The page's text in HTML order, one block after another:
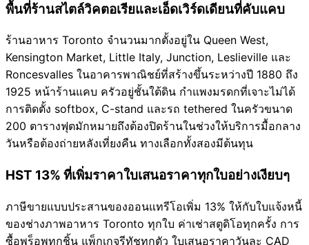
พื้นที่ร้านสไตล์วิคตอเรียและเอ็ดเวิร์ดเดียนที่คับแคบ
ร้านอาหาร Toronto จำนวนมากตั้งอยู่ใน Queen West,
Kensington Market, Little Italy, Junction, Leslieville และ
Roncesvalles ในอาคารพาณิชย์ที่สร้างขึ้นระหว่างปี 1880 ถึง
1925 หน้าร้านแคบ ครัวอยู่ชั้นใต้ดิน กำแพงมรดกที่เจาะไม่ได้
การติดตั้ง softbox, C-stand และรถ tethered ในครัวขนาด
200 ตารางฟุตมักหมายถึงต้องปิดร้านในช่วงให้บริการมื้อกลาง
วันหรือต้องถ่ายหลังเที่ยงคืน ทางเลือกทั้งสองมีต้นทุน
HST 13% ที่เพิ่มราคาใบเสนอราคาทุกใบอย่างเงียบๆ
ภาษีขายแบบประสานของออนแทรีโอเพิ่ม 13% ให้กับใบแจ้งหนี้
ของช่างภาพอาหาร Toronto ทุกใบ ค่าเช่าสตูดิโอทุกครั้ง การ
ซื้อพร็อพทุกชิ้น แพ็กเกจรีทัชทุกตัว ใบเสนอราคาวันละ CAD